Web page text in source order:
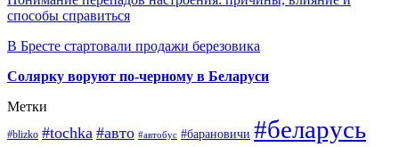
способы справиться
В Бресте стартовали продажи березовика
Солярку воруют по-черному в Беларуси
Метки
#blizko #tochka #авто #автобус #барановичи #беларусь